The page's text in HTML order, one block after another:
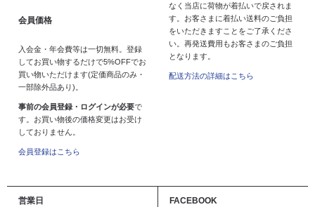
会員価格
入会金・年会費等は一切無料。登録
してお買い物するだけで5%OFFでお
買い物いただけます(定価商品のみ・
一部除外品あり)。
事前の会員登録・ログインが必要で
す。お買い物後の価格変更はお受け
しておりません。
会員登録はこちら
なく当店に荷物が着払いで戻されま
す。お客さまに着払い送料のご負担
をいただきますことをご了承くださ
い。再発送費用もお客さまのご負担
となります。
配送方法の詳細はこちら
営業日 FACEBOOK